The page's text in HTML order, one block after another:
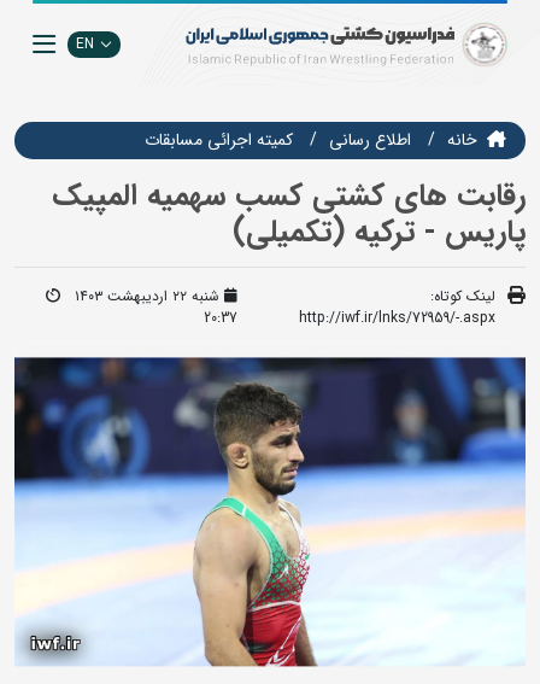
EN
خانه اطلاع رسانی كميته اجرائي مسابقات
رقابت های کشتی کسب سهمیه المپیک
پاریس - ترکیه (تکمیلی)
لینک کوتاه:
http://iwf.ir/lnks/72959/-.aspx
شنبه ۲۲ اردیبهشت ۱۴۰۳
20:37